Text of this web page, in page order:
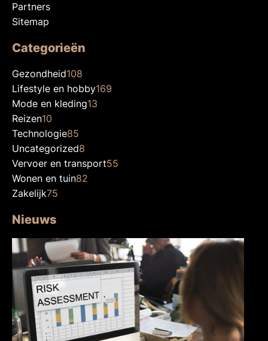
Partners
Sitemap
Categorieën
Gezondheid108
Lifestyle en hobby169
Mode en kleding13
Reizen10
Technologie85
Uncategorized8
Vervoer en transport55
Wonen en tuin82
Zakelijk75
Nieuws